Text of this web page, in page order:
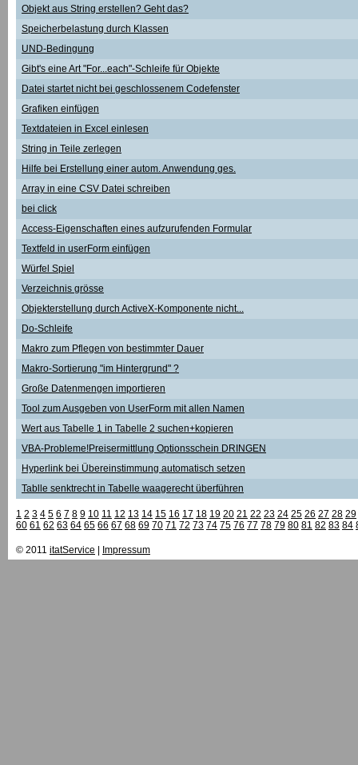
Objekt aus String erstellen? Geht das?
Speicherbelastung durch Klassen
UND-Bedingung
Gibt's eine Art "For...each"-Schleife für Objekte
Datei startet nicht bei geschlossenem Codefenster
Grafiken einfügen
Textdateien in Excel einlesen
String in Teile zerlegen
Hilfe bei Erstellung einer autom. Anwendung ges.
Array in eine CSV Datei schreiben
bei click
Access-Eigenschaften eines aufzurufenden Formular
Textfeld in userForm einfügen
Würfel Spiel
Verzeichnis grösse
Objekterstellung durch ActiveX-Komponente nicht...
Do-Schleife
Makro zum Pflegen von bestimmter Dauer
Makro-Sortierung "im Hintergrund" ?
Große Datenmengen importieren
Tool zum Ausgeben von UserForm mit allen Namen
Wert aus Tabelle 1 in Tabelle 2 suchen+kopieren
VBA-Probleme!Preisermittlung Optionsschein DRINGEN
Hyperlink bei Übereinstimmung automatisch setzen
Tablle senktrecht in Tabelle waagerecht überführen
1 2 3 4 5 6 7 8 9 10 11 12 13 14 15 16 17 18 19 20 21 22 23 24 25 26 27 28 29
60 61 62 63 64 65 66 67 68 69 70 71 72 73 74 75 76 77 78 79 80 81 82 83 84
© 2011 itatService Impressum